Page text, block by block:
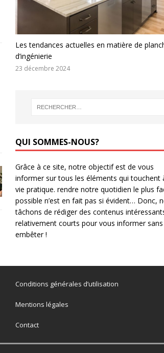
Les tendances actuelles en matière de
d’ingénierie
23 décembre 2024
QUI SOMMES-NOUS?
Grâce à ce site, notre objectif est de vous
informer sur tous les éléments qui touchent
vie pratique. rendre notre quotidien le plus
possible n’est en fait pas si évident… Donc,
tâchons de rédiger des contenus
relativement courts pour vous informer
embêter !
Conditions générales d’utilisation
Mentions légales
Contact